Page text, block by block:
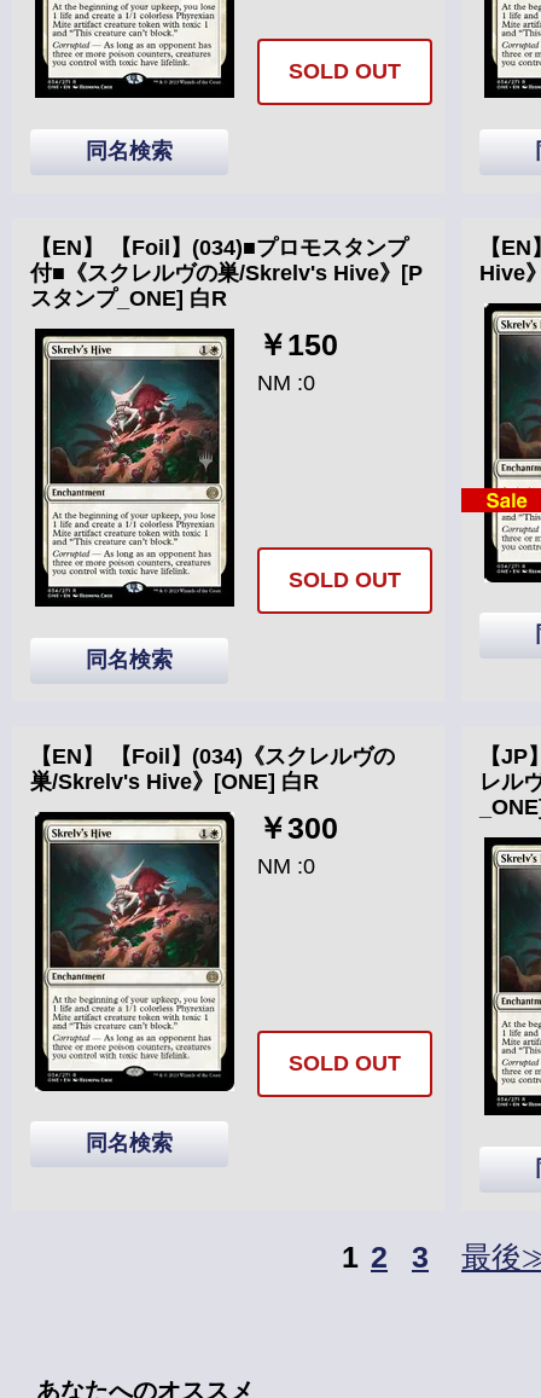
SOLD OUT
同名検索
【EN】 【Foil】(034)■プロモスタンプ
付■《スクレルヴの巣/Skrelv's Hive》[P
スタンプ_ONE] 白R
￥150
NM :0
SOLD OUT
同名検索
【
Hive
【EN】 【Foil】(034)《スクレルヴの
巣/Skrelv's Hive》[ONE] 白R
￥300
NM :0
SOLD OUT
同名検索
【
レル
1 2 3 最後
あなたへのオススメ